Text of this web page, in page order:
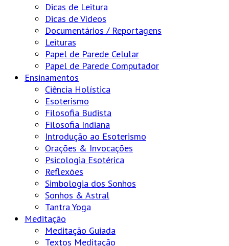
Dicas de Leitura
Dicas de Vídeos
Documentários / Reportagens
Leituras
Papel de Parede Celular
Papel de Parede Computador
Ensinamentos
Ciência Holística
Esoterismo
Filosofia Budista
Filosofia Indiana
Introdução ao Esoterismo
Orações & Invocações
Psicologia Esotérica
Reflexões
Simbologia dos Sonhos
Sonhos & Astral
Tantra Yoga
Meditação
Meditação Guiada
Textos Meditação